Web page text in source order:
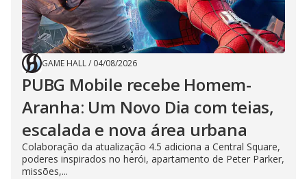
GAME HALL/ 04/08/2026
PUBG Mobile recebe Homem-
Aranha: Um Novo Dia com teias,
escalada e nova área urbana
Colaboração da atualização 4.5 adiciona a Central Square,
poderes inspirados no herói, apartamento de Peter Parker,
missões,...